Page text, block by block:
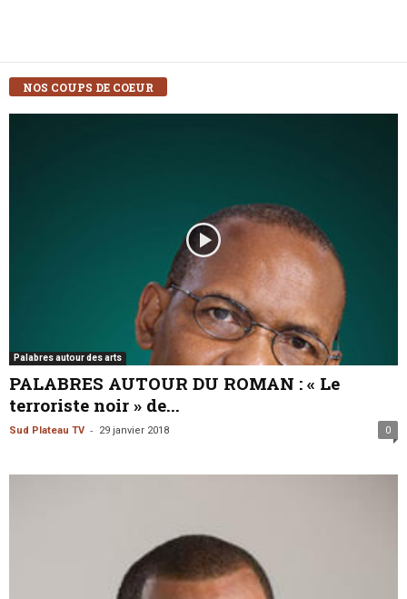
NOS COUPS DE COEUR
Palabres autour des arts
PALABRES AUTOUR DU ROMAN : « Le
terroriste noir » de...
Sud Plateau TV - 29 janvier 2018 0